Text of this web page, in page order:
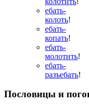
ебать-
колоть!
ебать-
копать!
ебать-
молотить!
ебать-
разъебать!
Пословицы и